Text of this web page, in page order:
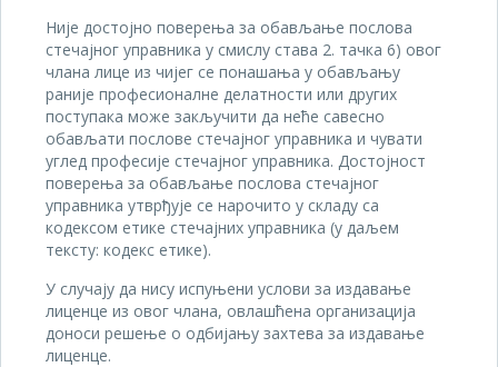
Није достојно поверења за обављање послова
стечајног управника у смислу става 2. тачка 6) овог
члана лице из чијег се понашања у обављању
раније професионалне делатности или других
поступака може закључити да неће савесно
обављати послове стечајног управника и чувати
углед професије стечајног управника. Достојност
поверења за обављање послова стечајног
управника утврђује се нарочито у складу са
кодексом етике стечајних управника (у даљем
тексту: кодекс етике).
У случају да нису испуњени услови за издавање
лиценце из овог члана, овлашћена организација
доноси решење о одбијању захтева за издавање
лиценце.